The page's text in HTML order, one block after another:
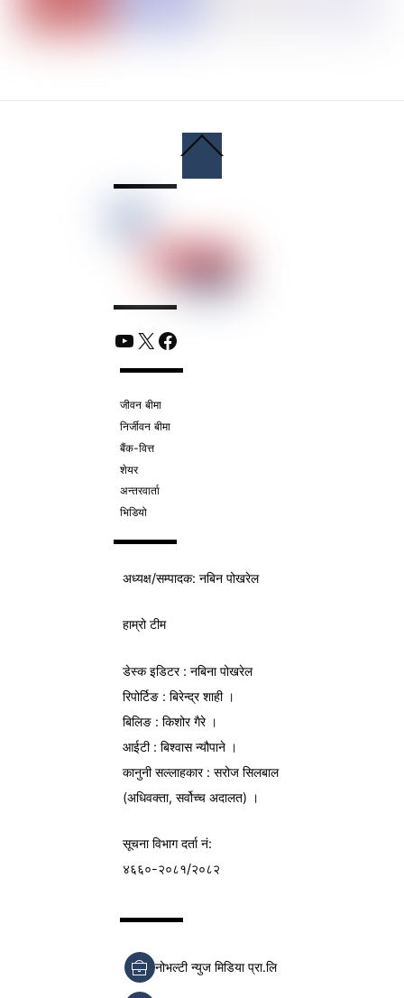
To
YouTube
X Facebook
जीवन बीमा
निर्जीवन बीमा
बैंक-वित्त
शेयर
अन्तरवार्ता
भिडियो
अध्यक्ष/सम्पादक: नबिन पोखरेल
हाम्रो टीम
डेस्क इडिटर : नबिना पोखरेल
रिपोर्टिङ : बिरेन्द्र शाही ।
बिलिङ : किशोर गैरे ।
आईटी : बिश्वास न्यौपाने ।
कानुनी सल्लाहकार : सरोज सिलबाल
(अधिवक्ता, सर्वोच्च अदालत) ।
सूचना विभागदर्ता नं:
४६६०-२०८१/२०८२
नोभल्टी न्युज मिडिया प्रा.लि